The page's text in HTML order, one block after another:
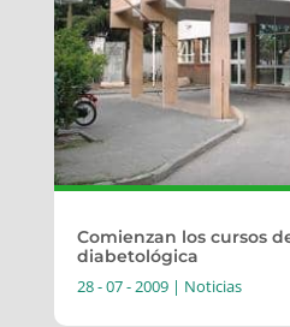
Comienzan los cursos
diabetológica
28 - 07 - 2009| Noticias